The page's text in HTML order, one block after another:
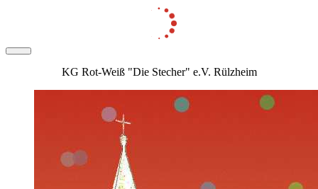
KG Rot-Weiß "Die Stecher" e.V. Rülzheim